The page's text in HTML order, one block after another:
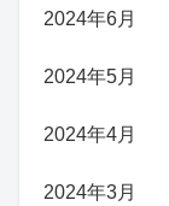
2024年6月
2024年5月
2024年4月
2024年3月